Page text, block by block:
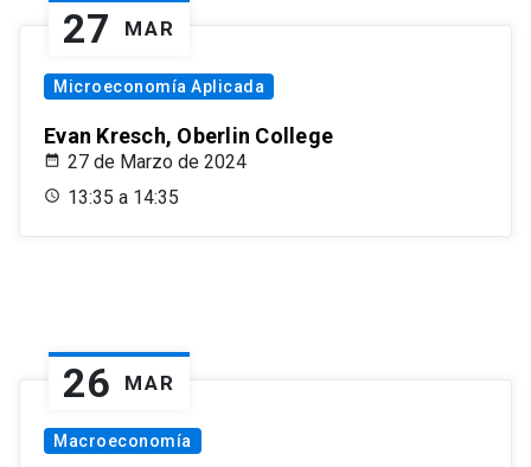
27 MAR
Microeconomía Aplicada
Evan Kresch, Oberlin College
27 de Marzo de 2024
13:35 a 14:35
26 MAR
Macroeconomía